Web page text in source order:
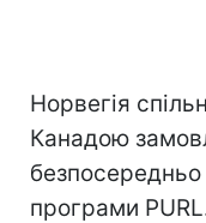
Норвегія
Канадою
програми